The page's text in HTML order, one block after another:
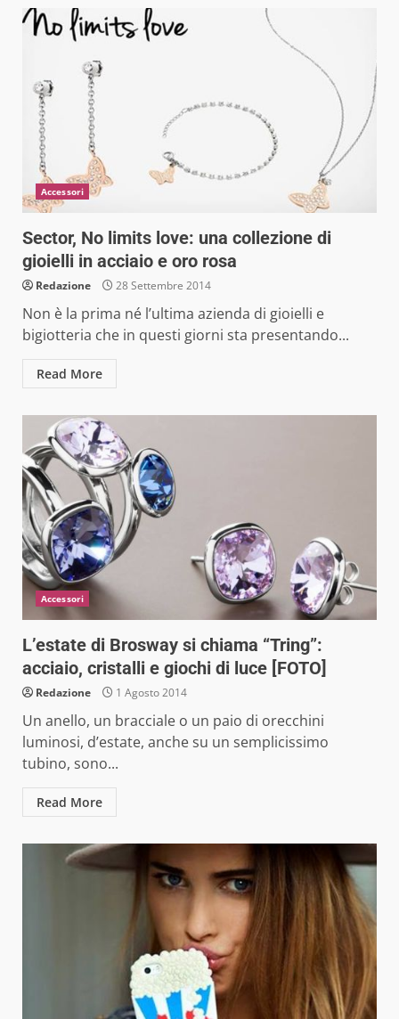
Accessori
Sector, No limits love: una collezione di
gioielli in acciaio e oro rosa
Redazione 28 Settembre 2014
Non è la prima né l’ultima azienda di gioielli e
bigiotteria che in questi giorni sta presentando...
Read More
Accessori
L’estate di Brosway si chiama “Tring”:
acciaio, cristalli e giochi di luce [FOTO]
Redazione 1 Agosto 2014
Un anello, un bracciale o un paio di orecchini
luminosi, d’estate, anche su un semplicissimo
tubino, sono...
Read More